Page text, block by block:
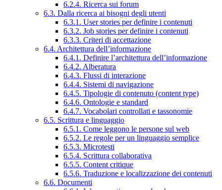
6.2.4. Ricerca sui forum
6.3. Dalla ricerca ai bisogni degli utenti
6.3.1. User stories per definire i contenuti
6.3.2. Job stories per definire i contenuti
6.3.3. Criteri di accettazione
6.4. Architettura dell’informazione
6.4.1. Definire l’architettura dell’informazione
6.4.2. Alberatura
6.4.3. Flussi di interazione
6.4.4. Sistemi di navigazione
6.4.5. Tipologie di contenuto (content type)
6.4.6. Ontologie e standard
6.4.7. Vocabolari controllati e tassonomie
6.5. Scrittura e linguaggio
6.5.1. Come leggono le persone sul web
6.5.2. Le regole per un linguaggio semplice
6.5.3. Microtesti
6.5.4. Scrittura collaborativa
6.5.5. Content critique
6.5.6. Traduzione e localizzazione dei contenuti
6.6. Documenti